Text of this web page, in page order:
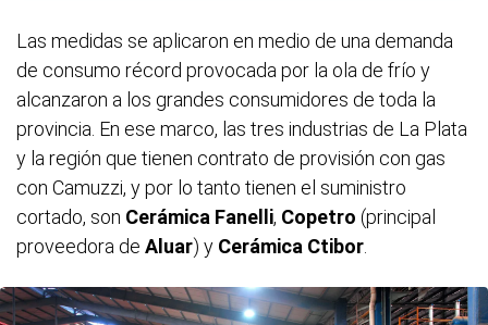
Las medidas se aplicaron en medio de una demanda
de consumo récord provocada por la ola de frío y
alcanzaron a los grandes consumidores de toda la
provincia. En ese marco, las tres industrias de La Plata
y la región que tienen contrato de provisión con gas
con Camuzzi, y por lo tanto tienen el suministro
cortado, son Cerámica Fanelli, Copetro (principal
proveedora de Aluar) y Cerámica Ctibor